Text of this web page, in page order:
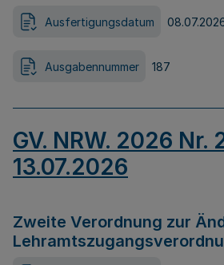
Ausfertigungsdatum
Ausgabennummer 187
GV. NRW. 2026 Nr.
13.07.2026
Zweite Verordnung zur